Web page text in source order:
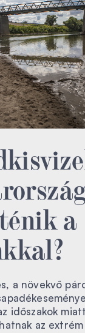
a
a növekvő
időszakok
az